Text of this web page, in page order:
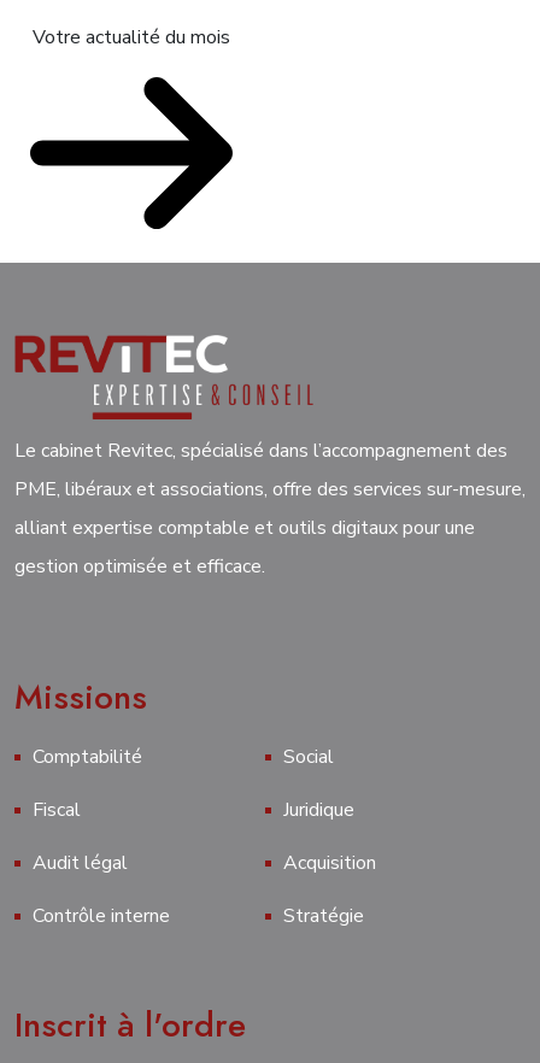
Votre actualité du mois
Le cabinet Revitec, spécialisé dans l’accompagnement des
PME, libéraux et associations, offre des services sur-mesure,
alliant expertise comptable et outils digitaux pour une
gestion optimisée et efficace.
Missions
Comptabilité
Social
Fiscal
Juridique
Audit légal
Acquisition
Contrôle interne
Stratégie
Inscrit à l'ordre